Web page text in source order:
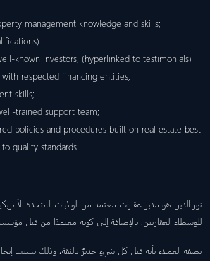
management knowledge and skills;
known investors; (hyperlinked to testimonials)
respected financing entities;
skills;
trained support team;
policies and procedures built on real estate best
quality standards.
نور الدين هو مدير عقارات معتمد من الولايات المتحدة
للوسطاء العقاريين، بالإضافة إلى كونه معتمدًا من قبل
يصفه العملاء بأنه قبل كل شيءٍ جديرٌ بالثقة، وذلك بسبب